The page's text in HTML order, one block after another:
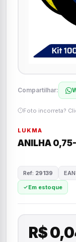
Compartilhar:
Foto incorreta?
LUKMA
ANILHA
Ref: 29139
Em estoque
R$